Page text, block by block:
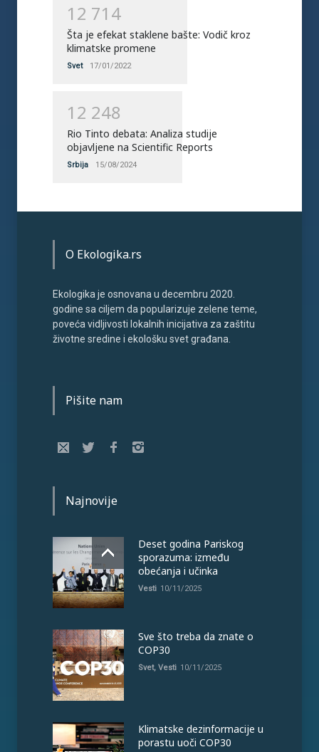
1 2 71 4
Šta je efekat staklene bašte: Vodič kroz
klimatske promene
Svet 17/01/2022
1 2 248
Rio Tinto debata: Analiza studije
objavljene na Scientific Reports
Srbija 15/08/2024
O Ekologika.rs
Ekologika je osnovana u decembru 2020.
godine sa ciljem da popularizuje zelene teme,
poveća vidljivosti lokalnih inicijativa za zaštitu
životne sredine i ekološku svet građana.
Pišite nam
Najnovije
Deset godina Pariskog
sporazuma: između
obećanja i učinka
Vesti 10/11/2025
Sve što treba da znate o
COP30
Svet, Vesti 10/11/2025
Klimatske dezinformacije u
porastu uoči COP30